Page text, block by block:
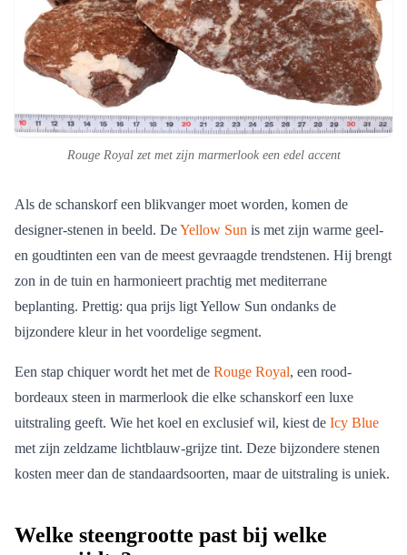
Rouge Royal zet met zijn marmerlook een edel accent
Als de schanskorf een blikvanger moet worden, komen de
designer-stenen in beeld. DeYellow Sun is met zijn warme geel-
en goudtinten een van de meest gevraagde trendstenen. Hij brengt
zon in de tuin en harmonieert prachtig met mediterrane
beplanting. Prettig: qua prijs ligt Yellow Sun ondanks de
bijzondere kleur in het voordelige segment.
Een stap chiquer wordt het met de Rouge Royal, een rood-
bordeaux steen in marmerlook die elke schanskorf een luxe
uitstraling geeft. Wie het koel en exclusief wil, kiest de Icy Blue
met zijn zeldzame lichtblauw-grijze tint. Deze bijzondere stenen
kosten meer dan de standaardsoorten, maar de uitstraling is uniek.
Welke steengrootte past bij welke